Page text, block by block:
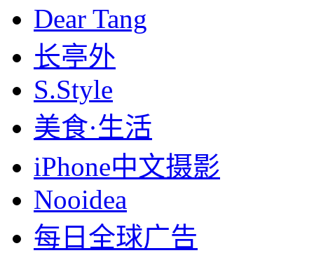
Dear Tang
长亭外
S.Style
美食·生活
iPhone中文摄影
Nooidea
每日全球广告